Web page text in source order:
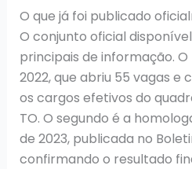
O que já foi publicado
O conjunto oficial
principais de informação.
2022, que abriu 55 vagas
os cargos efetivos do
TO. O segundo é a
de 2023, publicada no
confirmando o resultado